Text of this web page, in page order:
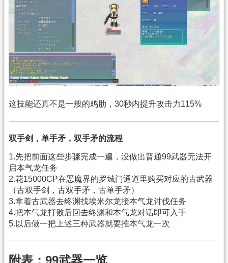
这技能还真不是一般的鸡肋，30秒内提升攻击力115%
双手剑，单手矛，双手矛的流程
1.先把前面这些步骤完成一遍，没做出普通99武器无法开
启本气龙任务
2.花15000CP在恶魔界的罗城门通道里购买对应的古武器
（古双手剑，古双手矛，古单手矛）
3.拿着古武器去终渊找埃米尔龙接本气龙讨伐任务
4.把本气龙打败后回去终渊和本气龙对话即可入手
5.以后做一把上述三种武器就要推本气龙一次
附表：99武器一览